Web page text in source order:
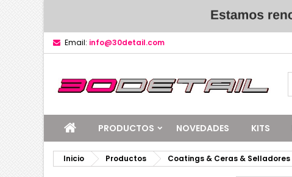
Email: info@30detail.com
PRODUCTOS NOVEDADES KITS
Inicio Productos Coatings & Ceras & Selladores